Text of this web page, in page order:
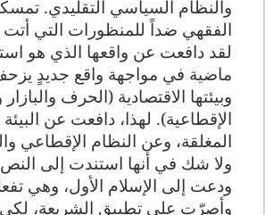
والنظام السياسي التقليدي.
الفقهي ضداً للمنظورات التي أتت
لقد دافعت عن واقعها الذي هو
ماضية في مواجهة واقع جديدٍ
وبيئتها الاقتصادية (الحرف والبازار
الإقطاعية). لهذا، دافعت عن البيئة
المغلقة، وعن النظام الإقطاعي
ولا شك في أنها استندت إلى النص
ودعت إلى الإسلام الأول، وهي
وأصرّت على تطبيق الشريعة،